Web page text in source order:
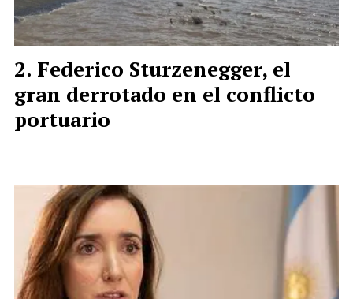
Federico Sturzenegger, el
gran derrotado en el conflicto
portuario